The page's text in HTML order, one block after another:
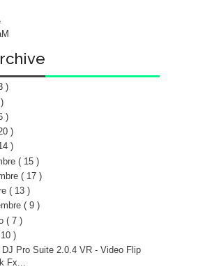
)
)
)
)
( 15 )
( 17 )
( 13 )
( 9 )
( 7 )
)
DJ Pro Suite 2.0.4 VR - Video Flip
Fx...